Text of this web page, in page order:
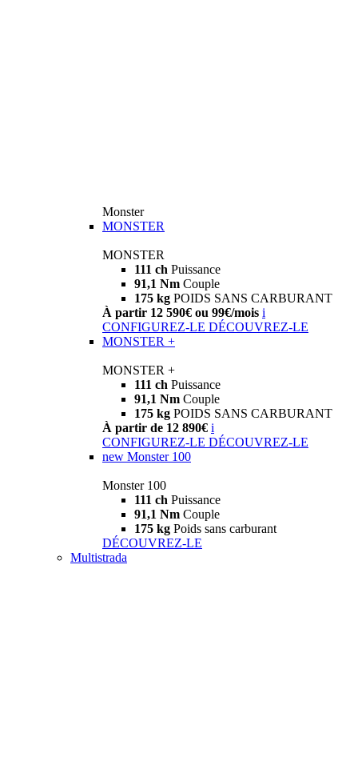
Monster
MONSTER
MONSTER
111 ch Puissance
91,1 Nm Couple
175 kg POIDS SANS CARBURANT
À partir 12 590€ ou 99€/mois i
CONFIGUREZ-LE DÉCOUVREZ-LE
MONSTER +
MONSTER +
111 ch Puissance
91,1 Nm Couple
175 kg POIDS SANS CARBURANT
À partir de 12 890€ i
CONFIGUREZ-LE DÉCOUVREZ-LE
new Monster 100
Monster 100
111 ch Puissance
91,1 Nm Couple
175 kg Poids sans carburant
DÉCOUVREZ-LE
Multistrada